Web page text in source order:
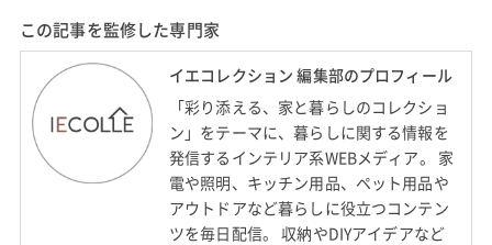
この記事を監修した専門家
イエコレクション 編集部のプロフィール
「彩り添える、家と暮らしのコレクショ
ン」をテーマに、暮らしに関する情報を
発信するインテリア系WEBメディア。 家
電や照明、キッチン用品、ペット用品や
アウトドアなど暮らしに役立つコンテン
ツを毎日配信。 収納やDIYアイデアなど